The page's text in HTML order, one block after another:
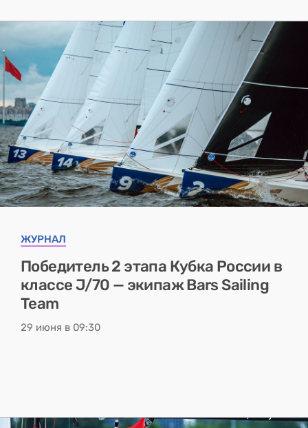
ЖУРНАЛ
Победитель 2 этапа Кубка России в
классе J/70 — экипаж Bars Sailing
Team
29 июня в 09:30